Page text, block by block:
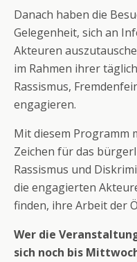
Danach haben die
Gelegenheit, sich an
Akteuren
im Rahmen ihrer
Rassismus,
engagieren.
Mit diesem Programm
Zeichen für das
Rassismus und
die engagierten
finden, ihre Arbeit der
Wer die
sich noch bis